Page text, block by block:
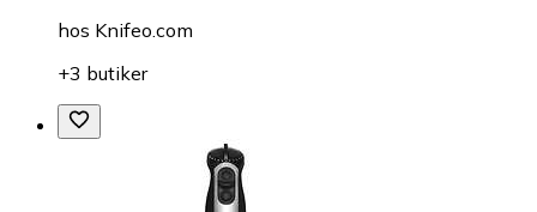
hos Knifeo.com
+3 butiker